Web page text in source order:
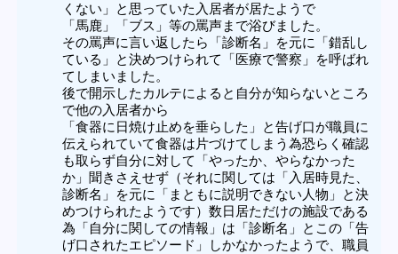
くない」と思っていた入居者が居たようで
「馬鹿」「ブス」等の罵声まで浴びました。
その罵声に言い返したら「診断名」を元に「錯乱し
ている」と決めつけられて「医療で警察」を呼ばれ
てしまいました。
後で開示したカルテによると自分が知らないところ
で他の入居者から
「食器に日焼け止めを垂らした」と告げ口が職員に
伝えられていて食器は片づけてしまう為恐らく確認
も取らず自分に対して「やったか、やらなかった
か」聞きさえせず（それに関しては「入居時見た、
診断名」を元に「まともに説明できない人物」と決
めつけられたようです）数日居ただけの施設である
為「自分に関しての情報」は「診断名」とこの「告
げ口されたエピソード」しかなかったようで、職員